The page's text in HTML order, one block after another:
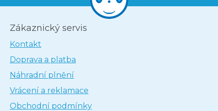
Zákaznický servis
Kontakt
Doprava a platba
Náhradní plnění
Vrácení a reklamace
Obchodní podmínky